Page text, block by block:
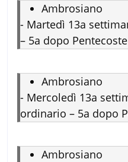
Ambrosiano
- Martedì 13a
– 5a dopo Pentecoste
Ambrosiano
- Mercoledì 13a
ordinario – 5a dopo
Ambrosiano